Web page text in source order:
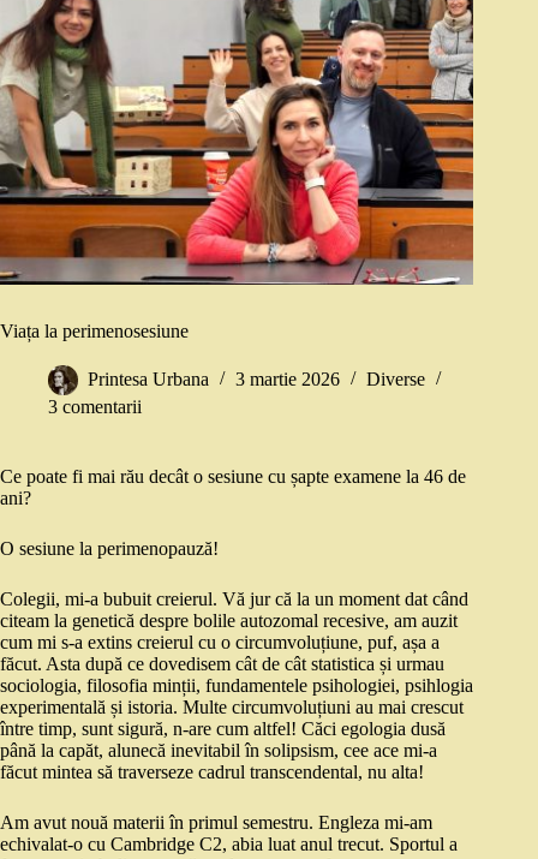
Viața la perimenosesiune
Printesa Urbana 3 martie 2026
Diverse
3 comentarii
Ce poate fi mai rău decât o sesiune cu șapte examene la 46 de
ani?
O sesiune la perimenopauză!
Colegii, mi-a bubuit creierul. Vă jur că la un moment dat când
citeam la genetică despre bolile autozomal recesive, am auzit
cum mi s-a extins creierul cu o circumvoluțiune, puf, așa a
făcut. Asta după ce dovedisem cât de cât statistica și urmau
sociologia, filosofia minții, fundamentele psihologiei, psihlogia
experimentală și istoria. Multe circumvoluțiuni au mai crescut
între timp, sunt sigură, n-are cum altfel! Căci egologia dusă
până la capăt, alunecă inevitabil în solipsism, cee ace mi-a
făcut mintea să traverseze cadrul transcendental, nu alta!
Am avut nouă materii în primul semestru. Engleza mi-am
echivalat-o cu Cambridge C2, abia luat anul trecut. Sportul a